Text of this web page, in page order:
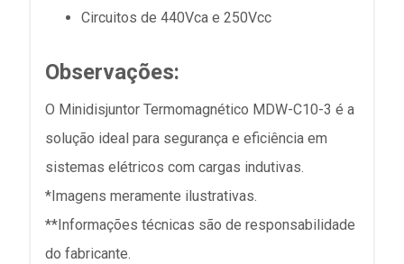
Circuitos de 440Vca e 250Vcc
Observações:
O Minidisjuntor Termomagnético MDW-C10-3 é a
solução ideal para segurança e eficiência em
sistemas elétricos com cargas indutivas.
*Imagens meramente ilustrativas.
**Informações técnicas são de responsabilidade
do fabricante.